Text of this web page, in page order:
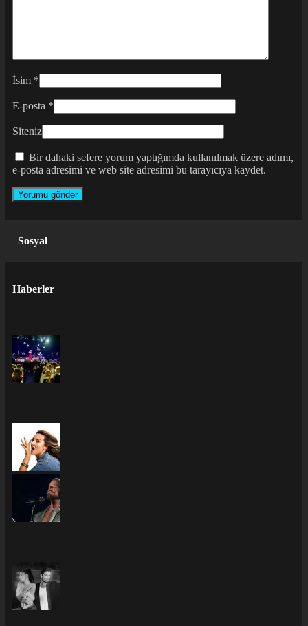
İsim *
E-posta *
Siteniz
Bir dahaki sefere yorum yaptığımda kullanılmak üzere adımı,
e-posta adresimi ve web site adresimi bu tarayıcıya kaydet.
Sosyal
Haberler